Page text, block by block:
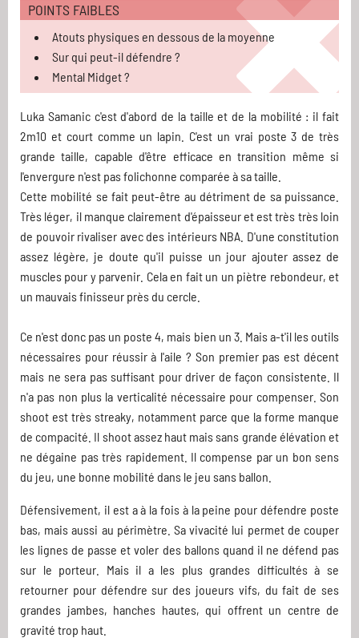
POINTS FAIBLES
Atouts physiques en dessous de la moyenne
Sur qui peut-il défendre ?
Mental Midget ?
Luka Samanic c'est d'abord de la taille et de la mobilité : il fait
2m10 et court comme un lapin. C'est un vrai poste 3 de très
grande taille, capable d'être efficace en transition même si
l'envergure n'est pas folichonne comparée à sa taille.
Cette mobilité se fait peut-être au détriment de sa puissance.
Très léger, il manque clairement d'épaisseur et est très très loin
de pouvoir rivaliser avec des intérieurs NBA. D'une constitution
assez légère, je doute qu'il puisse un jour ajouter assez de
muscles pour y parvenir. Cela en fait un un piètre rebondeur, et
un mauvais finisseur près du cercle.
Ce n'est donc pas un poste 4, mais bien un 3. Mais a-t'il les outils
nécessaires pour réussir à l'aile ? Son premier pas est décent
mais ne sera pas suffisant pour driver de façon consistente. Il
n'a pas non plus la verticalité nécessaire pour compenser. Son
shoot est très streaky, notamment parce que la forme manque
de compacité. Il shoot assez haut mais sans grande élévation et
ne dégaine pas très rapidement. Il compense par un bon sens
du jeu, une bonne mobilité dans le jeu sans ballon.
Défensivement, il est a à la fois à la peine pour défendre poste
bas, mais aussi au périmètre. Sa vivacité lui permet de couper
les lignes de passe et voler des ballons quand il ne défend pas
sur le porteur. Mais il a les plus grandes difficultés à se
retourner pour défendre sur des joueurs vifs, du fait de ses
grandes jambes, hanches hautes, qui offrent un centre de
gravité trop haut.